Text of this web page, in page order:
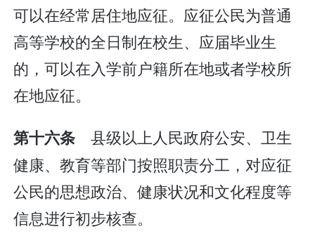
可以在经常居住地应征。应征公民为普通
高等学校的全日制在校生、应届毕业生
的，可以在入学前户籍所在地或者学校所
在地应征。
第十六条 县级以上人民政府公安、卫生
健康、教育等部门按照职责分工，对应征
公民的思想政治、健康状况和文化程度等
信息进行初步核查。